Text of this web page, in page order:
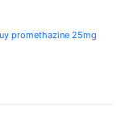
promethazine 25mg